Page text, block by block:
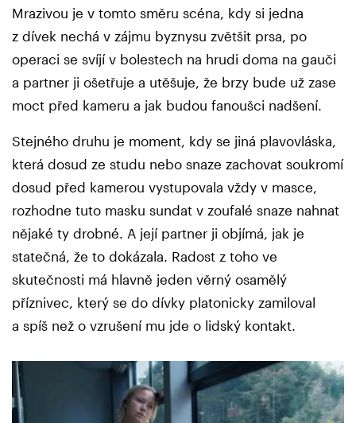
Mrazivou je v tomto směru scéna, kdy si jedna
z dívek nechá v zájmu byznysu zvětšit prsa, po
operaci se svíjí v bolestech na hrudi doma na gauči
a partner ji ošetřuje a utěšuje, že brzy bude už zase
moct před kameru a jak budou fanoušci nadšení.
Stejného druhu je moment, kdy se jiná plavovláska,
která dosud ze studu nebo snaze zachovat soukromí
dosud před kamerou vystupovala vždy v masce,
rozhodne tuto masku sundat v zoufalé snaze nahnat
nějaké ty drobné. A její partner ji objímá, jak je
statečná, že to dokázala. Radost z toho ve
skutečnosti má hlavně jeden věrný osamělý
příznivec, který se do dívky platonicky zamiloval
a spíš než o vzrušení mu jde o lidský kontakt.